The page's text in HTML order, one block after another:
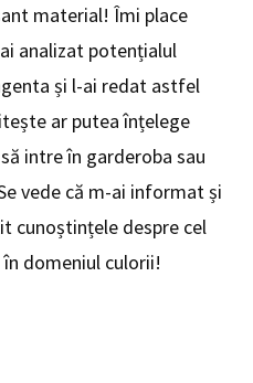
material! Îmi place
analizat potențialul
și l-ai redat astfel
ar putea înțelege
intre în garderoba sau
vede că m-ai informat și
cunoștințele despre cel
domeniul culorii!